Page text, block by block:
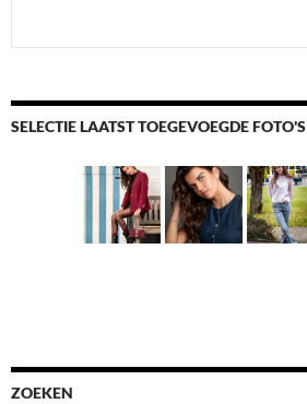
SELECTIE LAATST TOEGEVOEGDE FOTO'S
ZOEKEN